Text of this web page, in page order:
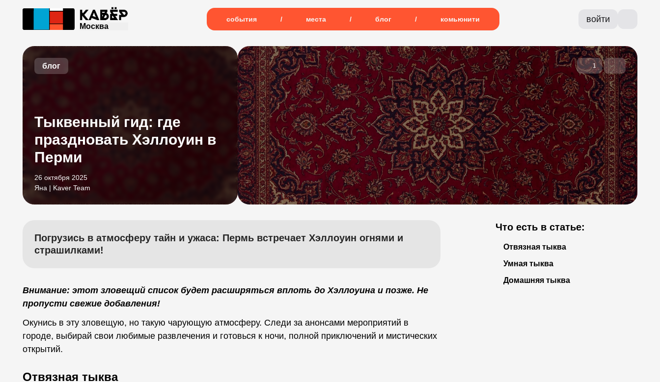
Москва
события / места / блог / комьюнити войти
блог
Тыквенный гид: где
праздновать Хэллоуин в
Перми
26 октября 2025
Яна | Kaver Team
1
Погрузись в атмосферу тайн и ужаса: Пермь встречает Хэллоуин огнями и
страшилками!
Внимание: этот зловещий список будет расширяться вплоть до Хэллоуина и позже. Не
пропусти свежие добавления!
Окунись в эту зловещую, но такую чарующую атмосферу. Следи за анонсами мероприятий в
городе, выбирай свои любимые развлечения и готовься к ночи, полной приключений и мистических
открытий.
Отвязная тыква
Что есть в статье:
Отвязная тыква
Умная тыква
Домашняя тыква